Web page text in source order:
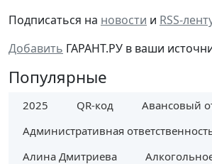
Подписаться на новости и RSS-
Добавить ГАРАНТ.РУ в ваши
Популярные
2025 QR-код
Авансовый
Административная
Алина Дмитриева